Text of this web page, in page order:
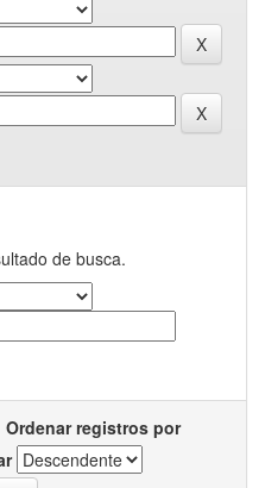
de busca.
Ordenar registros por